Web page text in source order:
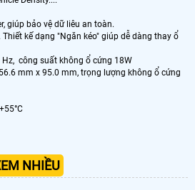
giúp bảo vệ dữ liêu an toàn.
kế dạng "Ngăn kéo" giúp dễ dàng thay ổ
công suất không ổ cứng 18W
mm x 95.0 mm, trọng lượng không ổ cứng
NHIỀU